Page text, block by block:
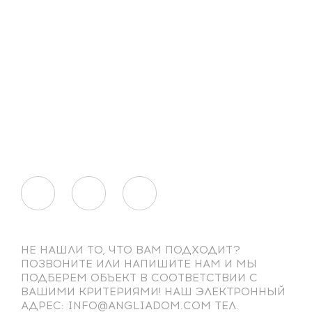
НЕ НАШЛИ ТО, ЧТО ВАМ ПОДХОДИТ?
ПОЗВОНИТЕ ИЛИ НАПИШИТЕ НАМ И МЫ
ПОДБЕРЕМ ОБЪЕКТ В СООТВЕТСТВИИ С
ВАШИМИ КРИТЕРИЯМИ! НАШ ЭЛЕКТРОННЫЙ
АДРЕС: INFO@ANGLIADOM.COM ТЕЛ.